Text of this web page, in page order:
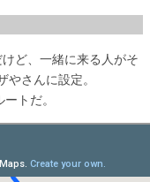
ど、一緒に来る人がそ
さんに設定。
トだ。